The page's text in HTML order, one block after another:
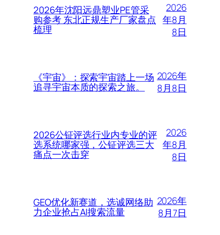
2026年沈阳远鼎塑业PE管采
购参考 东北正规生产厂家盘点
梳理
2026
年8月
8日
《宇宙》：探索宇宙踏上一场
追寻宇宙本质的探索之旅。
2026年
8月8日
2026公钲评选行业内专业的评
选系统哪家强，公钲评选三大
痛点一次击穿
2026
年8月
8日
GEO优化新赛道，选诚网络助
力企业抢占AI搜索流量
2026年
8月7日